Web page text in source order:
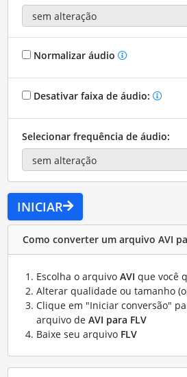
Normalizar áudio
Desativar faixa de áudio:
Selecionar frequência de áudio:
INICIAR
Como converter um arquivo AVI
Escolha o arquivo AVI que você
Alterar qualidade ou tamanho
Clique em "Iniciar conversão"
arquivo de AVI para FLV
Baixe seu arquivo FLV